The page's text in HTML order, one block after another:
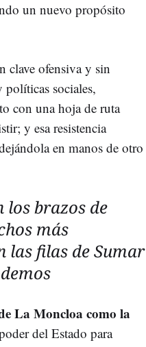
un nuevo propósito
clave ofensiva y sin
políticas sociales,
con una hoja de ruta
y esa resistencia
en manos de otro
los brazos de
más
las filas de Sumar
La Moncloa como la
del Estado para